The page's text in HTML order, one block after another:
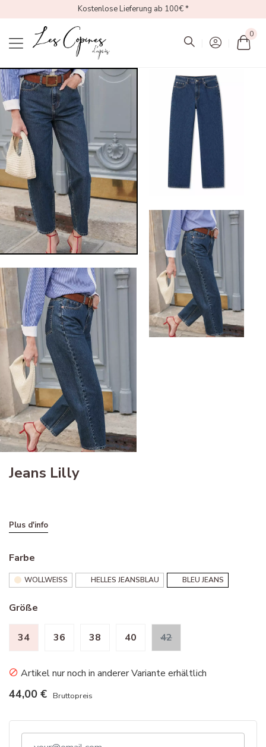
Kostenlose Lieferung ab 100€ *
0
Jeans Lilly
Plus d'info
Farbe
WOLLWEISS HELLES JEANSBLAU BLEU JEANS
Größe
34 36 38 40 42
Artikel nur noch in anderer Variante erhältlich
44,00 € Bruttopreis